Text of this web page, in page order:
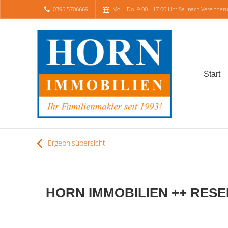
0395 5706669 Mo. - Do. 9.00 - 17.00 Uhr Sa. nach
Start
Ergebnisübersicht
HORN IMMOBILIEN ++